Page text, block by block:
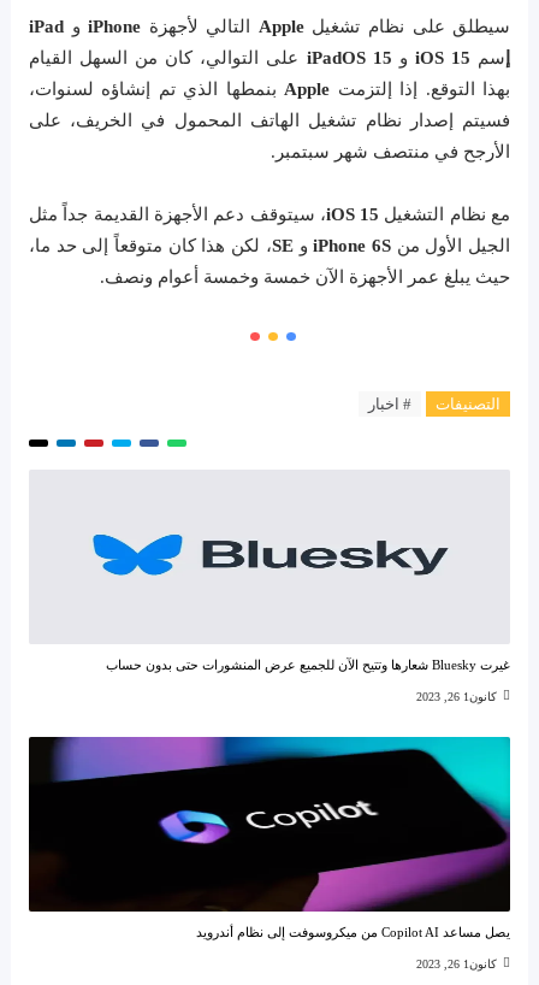
سيطلق على نظام تشغيلApple التالي لأجهزة iPhone وiPad
سم iOS 15 و iPadOS 15 على التوالي، كان من السهل القيام
بهذا التوقع. إذا إلتزمت Apple بنمطها الذي تم إنشاؤه لسنوات،
فسيتم إصدار نظام تشغيل الهاتف المحمول في الخريف، على
الأرجح في منتصف شهر سبتمبر.
مع نظام التشغيل iOS 15، سيتوقف دعم الأجهزة القديمة جداً مثل
الجيل الأول منiPhone 6SوSE، لكن هذا كان متوقعاً إلى حد ما،
حيث يبلغ عمر الأجهزة الآن خمسة وخمسة أعوام ونصف.
التصنيفات # اخبار
غيرت Bluesky شعارها وتتيح الآن للجميع عرض المنشورات حتى بدون حساب
كانون1 26, 2023
يصل مساعد Copilot AI من ميكروسوفت إلى نظام أندرويد
كانون1 26, 2023